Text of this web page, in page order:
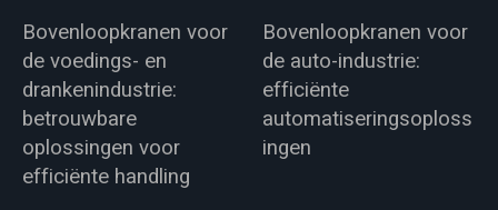
Bovenloopkranen voor
de voedings- en
drankenindustrie:
betrouwbare
oplossingen voor
efficiënte handling
Bovenloopkranen voor
de auto-industrie:
efficiënte
automatiseringsoploss
ingen